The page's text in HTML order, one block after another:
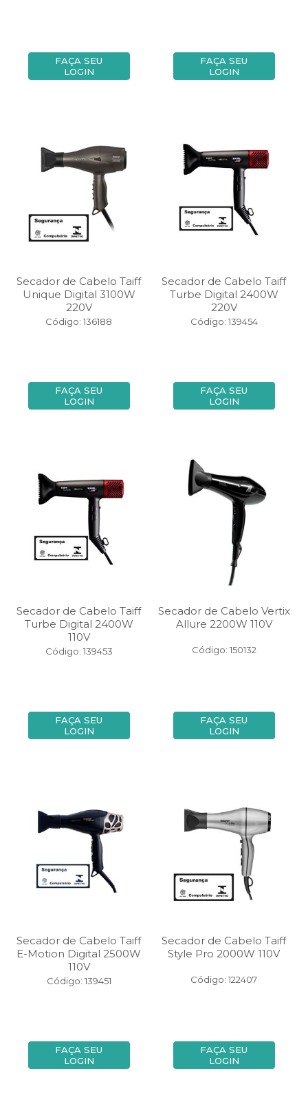
FAÇA SEU
LOGIN
FAÇA SEU
LOGIN
Secador de Cabelo Taiff
Unique Digital 3100W
220V
Código: 136188
FAÇA SEU
LOGIN
Secador de Cabelo Taiff
Turbe Digital 2400W
220V
Código: 139454
FAÇA SEU
LOGIN
Secador de Cabelo Taiff
Turbe Digital 2400W
110V
Código: 139453
FAÇA SEU
LOGIN
Secador de Cabelo Vertix
Allure 2200W 110V
Código: 150132
FAÇA SEU
LOGIN
Secador de Cabelo Taiff
E-Motion Digital 2500W
110V
Código: 139451
FAÇA SEU
LOGIN
Secador de Cabelo Taiff
Style Pro 2000W 110V
Código: 122407
FAÇA SEU
LOGIN